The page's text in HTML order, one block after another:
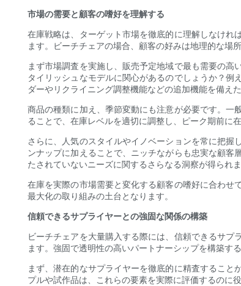
市場の需要と顧客の嗜好を理解する
在庫戦略は、ターゲット市場を徹底的に理解しなけれ
ます。ビーチチェアの場合、顧客の好みは地理的な場
まず市場調査を実施し、販売予定地域で最も需要の
タイリッシュなモデルに関心があるのでしょうか？
ダーやリクライニング調整機能などの追加機能を備え
商品の種類に加え、季節変動にも注意が必要です。一
ることで、在庫レベルを適切に調整し、ピーク期前に
さらに、人気のスタイルやイノベーションを常に把
ンナップに加えることで、ニッチながらも忠実な顧
たされていないニーズに関するさらなる洞察が得られま
在庫を実際の市場需要と変化する顧客の嗜好に合わ
最大化の取り組みの土台となります。
信頼できるサプライヤーとの強固な関係の構築
ビーチチェアを大量購入する際には、信頼できるサ
ます。強固で透明性の高いパートナーシップを構築す
まず、潜在的なサプライヤーを徹底的に精査するこ
プルや試作品は、これらの要素を実際に評価するのに